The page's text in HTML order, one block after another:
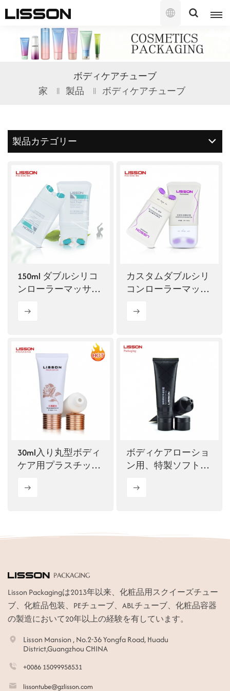
語
English
français
español
português
한국의
中文
ボディケアチューブ
家 製品 ボディケアチューブ
製品カテゴリー
150ml ダブルシリコ
ンローラーマッサー
カスタムダブルシリ
コンローラーマッサ
30ml入り丸型ボディ
ケア用プラスチック
ミキャップ付き）
ボディケアローショ
ン用、特製ソフトチ
Lisson Packagingは2013年以来、化粧品用スクイーズチュー
ブ、化粧品包装、PEチューブ、ABLチューブ、化粧品容器
の製造において20年以上の経験を有しています。
Lisson Mansion , No.2-36 Yongfa Road, Huadu
District,Guangzhou CHINA
+0086 15099958531
lissontube@gzlisson.com